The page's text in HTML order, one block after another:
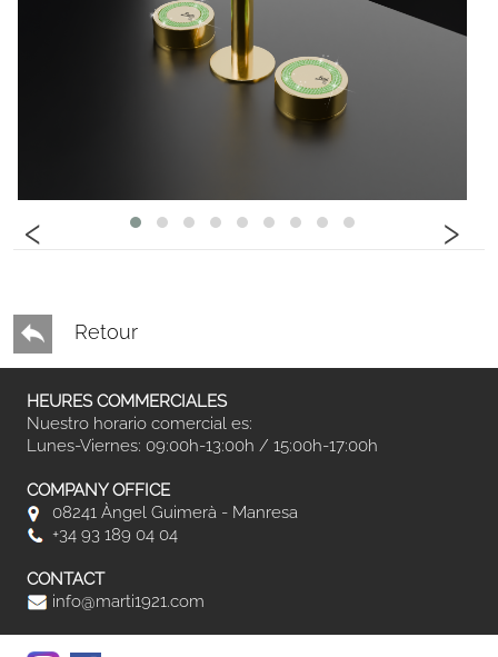
‹ ›
Retour
HEURES COMMERCIALES
Nuestro horario comercial es:
Lunes-Viernes: 09:00h-13:00h / 15:00h-17:00h
COMPANY OFFICE
08241 Àngel Guimerà - Manresa
+34 93 189 04 04
CONTACT
info@marti1921.com